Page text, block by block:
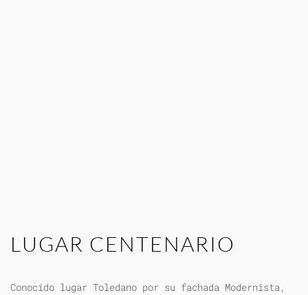
LUGAR CENTENARIO
Conocido lugar Toledano por su fachada Modernista,